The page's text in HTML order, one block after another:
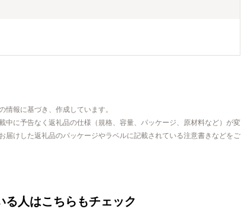
情報に基づき、作成しています。
中に予告なく返礼品の仕様（規格、容量、パッケージ、原材料など）が変
届けした返礼品のパッケージやラベルに記載されている注意書きなどをご
る人はこちらもチェック